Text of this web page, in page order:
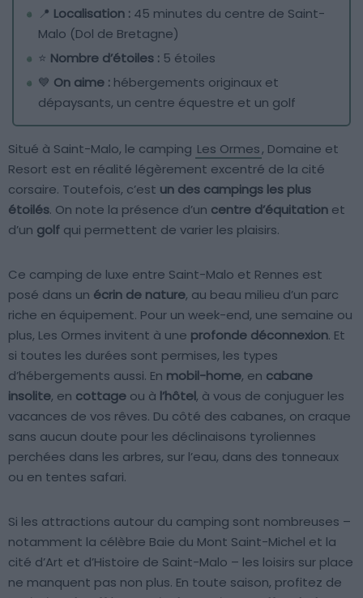
📍 Localisation : 45 minutes du centre de Saint-
Malo (Dol de Bretagne)
⭐️ Nombre d’étoiles : 5 étoiles
💙 On aime : hébergements originaux et
dépaysants, un centre équestre et un golf
Situé à Saint-Malo, le camping Les Ormes, Domaine et
Resort est en réalité légèrement excentré de la cité
corsaire. Toutefois, c’est un des campings les plus
étoilés. On note la présence d’un centre d’équitation et
d’un golf qui permettent de varier les plaisirs.
Ce camping de luxe entre Saint-Malo et Rennes est
posé dans un écrin de nature, au beau milieu d’un parc
riche en équipement. Pour un week-end, une semaine ou
plus, Les Ormes invitent à une profonde déconnexion. Et
si toutes les durées sont permises, les types
d’hébergements aussi. En mobil-home, en cabane
insolite, en cottage ou à l’hôtel, à vous de conjuguer les
vacances de vos rêves. Du côté des cabanes, on craque
sans aucun doute pour les déclinaisons tyroliennes
perchées dans les arbres, sur l’eau, dans des tonneaux
ou en tentes safari.
Si les attractions autour du camping sont nombreuses –
notamment la célèbre Baie du Mont Saint-Michel et la
cité d’Art et d’Histoire de Saint-Malo – les loisirs sur place
ne manquent pas non plus. En toute saison, profitez de